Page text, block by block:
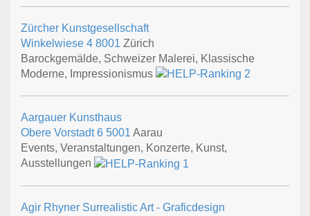
Zürcher Kunstgesellschaft
Winkelwiese 4 8001 Zürich
Barockgemälde, Schweizer Malerei, Klassische
Moderne, Impressionismus
Aargauer Kunsthaus
Obere Vorstadt 6 5001 Aarau
Events, Veranstaltungen, Konzerte, Kunst,
Ausstellungen
Agir Rhyner Surrealistic Art - Graficdesign